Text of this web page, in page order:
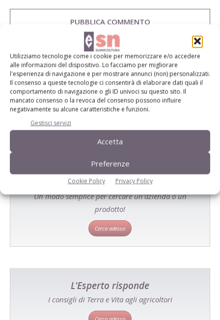
Utilizziamo tecnologie come i cookie per memorizzare e/o accedere
alle informazioni del dispositivo. Lo facciamo per migliorare
l'esperienza di navigazione e per mostrare annunci (non) personalizzati.
Il consenso a queste tecnologie ci consentirà di elaborare dati quali il
comportamento di navigazione o gli ID univoci su questo sito. Il
mancato consenso o la revoca del consenso possono influire
negativamente su alcune caratteristiche e funzioni.
Gestisci servizi
Accetta
Preferenze
Cookie Policy Privacy Policy
E-magazine
Tecniche, prodotti e servizi dalle aziende
Catalogo Aziende e Prodotti
Un modo semplice per cercare un'azienda o un
prodotto!
Cerca adesso
L'Esperto risponde
I consigli di Terra e Vita agli agricoltori